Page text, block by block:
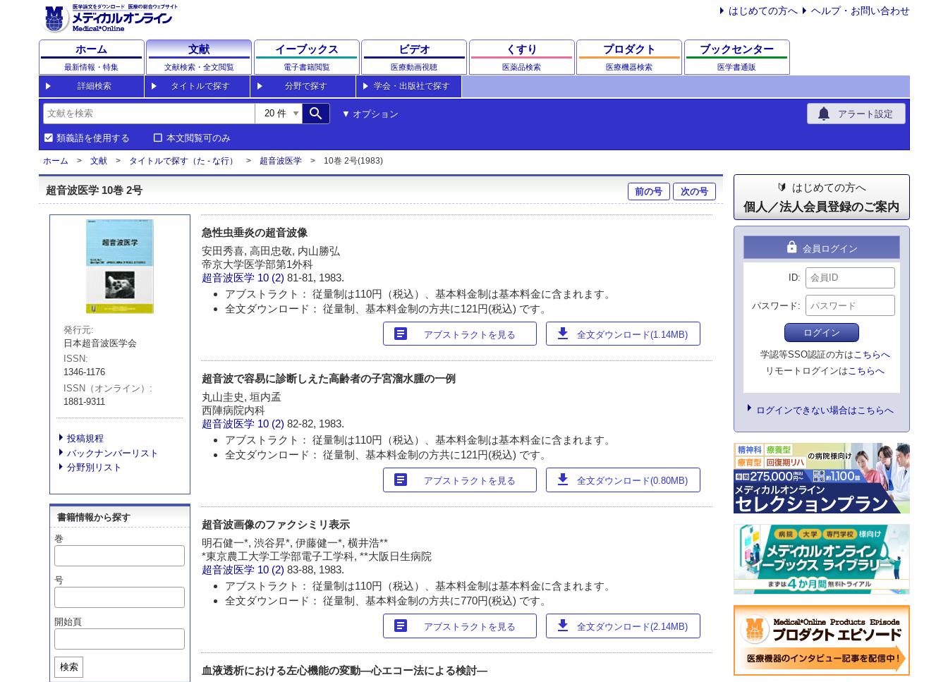
はじめての方へ ヘルプ・お問い合わせ
ホーム
最新情報・特集
文献
文献検索・全文閲覧
イーブックス
電子書籍閲覧
ビデオ
医療動画視聴
くすり
医薬品検索
プロダクト
医療機器検索
ブックセンター
医学書通販
詳細検索 タイトルで探す 分野で探す 学会・出版社で探す
search オプション notifications アラート設定
類義語を使用する 本文閲覧可のみ
ホーム 文献 タイトルで探す（た - な行） 超音波医学 10巻 2号(1983)
超音波医学 10巻 2号 前の号 次の号
発行元
日本超音波医学会
ISSN
1346-1176
ISSN（オンライン）
1881-9311
投稿規程
バックナンバーリスト
分野別リスト
書籍情報から探す
巻
号
開始頁
検索
急性虫垂炎の超音波像
安田秀喜, 高田忠敬, 内山勝弘
帝京大学医学部第1外科
超音波医学 10 (2)81-81, 1983.
アブストラクト： 従量制は110円（税込）、基本料金制は基本料金に含まれます。
全文ダウンロード： 従量制、基本料金制の方共に121円(税込) です。
article アブストラクトを見る download 全文ダウンロード(1.14MB)
超音波で容易に診断しえた高齢者の子宮溜水腫の一例
丸山圭史, 垣内孟
西陣病院内科
超音波医学 10 (2)82-82, 1983.
アブストラクト： 従量制は110円（税込）、基本料金制は基本料金に含まれます。
全文ダウンロード： 従量制、基本料金制の方共に121円(税込) です。
article アブストラクトを見る download 全文ダウンロード(0.80MB)
超音波画像のファクシミリ表示
明石健一*, 渋谷昇*, 伊藤健一*, 横井浩**
*東京農工大学工学部電子工学科, **大阪日生病院
超音波医学 10 (2)83-88, 1983.
アブストラクト： 従量制は110円（税込）、基本料金制は基本料金に含まれます。
全文ダウンロード： 従量制、基本料金制の方共に770円(税込) です。
article アブストラクトを見る download 全文ダウンロード(2.14MB)
血液透析における左心機能の変動―心エコー法による検討―
はじめての方へ
個人／法人会員登録のご案内
lock 会員ログイン
ID
パスワード
ログイン
学認等SSO認証の方はこちらへ
リモートログインはこちらへ
ログインできない場合はこちらへ